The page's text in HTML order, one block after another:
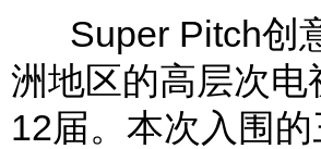
Super Pitch创
洲地区的高层次
12届。本次入围